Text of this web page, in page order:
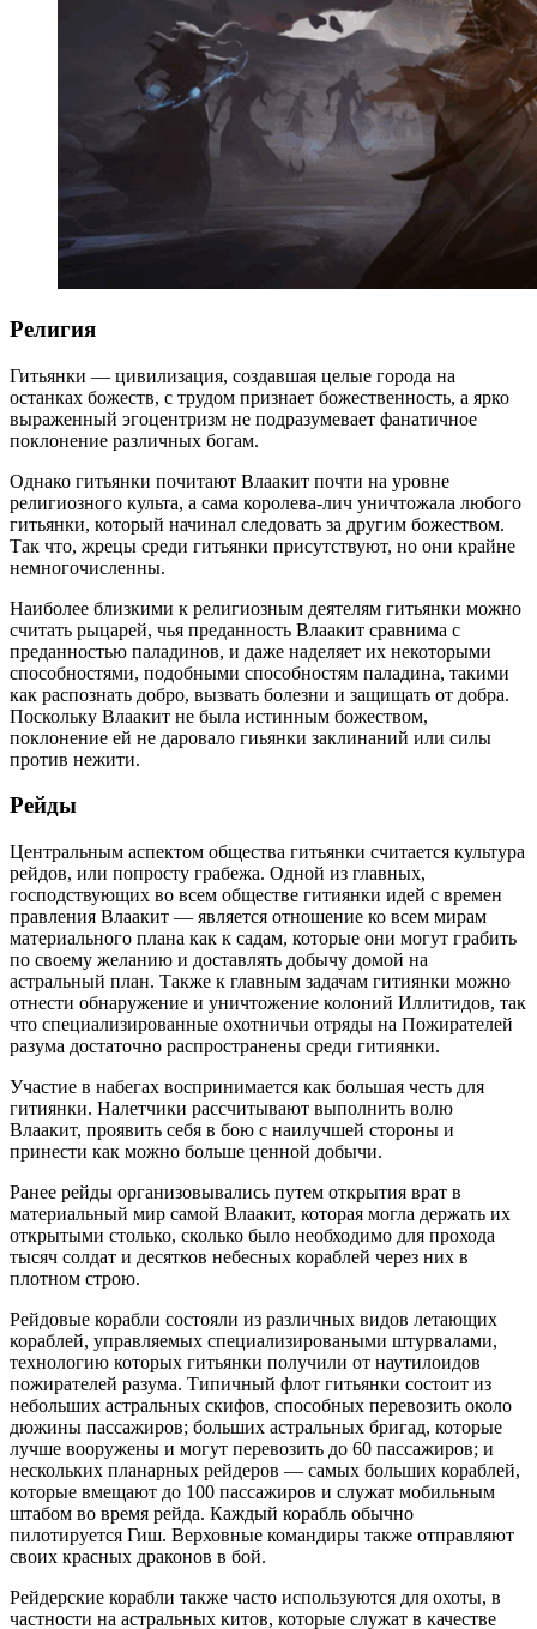
Религия
Гитьянки — цивилизация, создавшая целые города на
останках божеств, с трудом признает божественность, а ярко
выраженный эгоцентризм не подразумевает фанатичное
поклонение различных богам.
Однако гитьянки почитают Влаакит почти на уровне
религиозного культа, а сама королева-лич уничтожала любого
гитьянки, который начинал следовать за другим божеством.
Так что, жрецы среди гитьянки присутствуют, но они крайне
немногочисленны.
Наиболее близкими к религиозным деятелям гитьянки можно
считать рыцарей, чья преданность Влаакит сравнима с
преданностью паладинов, и даже наделяет их некоторыми
способностями, подобными способностям паладина, такими
как распознать добро, вызвать болезни и защищать от добра.
Поскольку Влаакит не была истинным божеством,
поклонение ей не даровало гиьянки заклинаний или силы
против нежити.
Рейды
Центральным аспектом общества гитьянки считается культура
рейдов, или попросту грабежа. Одной из главных,
господствующих во всем обществе гитиянки идей с времен
правления Влаакит — является отношение ко всем мирам
материального плана как к садам, которые они могут грабить
по своему желанию и доставлять добычу домой на
астральный план. Также к главным задачам гитиянки можно
отнести обнаружение и уничтожение колоний Иллитидов, так
что специализированные охотничьи отряды на Пожирателей
разума достаточно распространены среди гитиянки.
Участие в набегах воспринимается как большая честь для
гитиянки. Налетчики рассчитывают выполнить волю
Влаакит, проявить себя в бою с наилучшей стороны и
принести как можно больше ценной добычи.
Ранее рейды организовывались путем открытия врат в
материальный мир самой Влаакит, которая могла держать их
открытыми столько, сколько было необходимо для прохода
тысяч солдат и десятков небесных кораблей через них в
плотном строю.
Рейдовые корабли состояли из различных видов летающих
кораблей, управляемых специализироваными штурвалами,
технологию которых гитьянки получили от наутилоидов
пожирателей разума. Типичный флот гитьянки состоит из
небольших астральных скифов, способных перевозить около
дюжины пассажиров; больших астральных бригад, которые
лучше вооружены и могут перевозить до 60 пассажиров; и
нескольких планарных рейдеров — самых больших кораблей,
которые вмещают до 100 пассажиров и служат мобильным
штабом во время рейда. Каждый корабль обычно
пилотируется Гиш. Верховные командиры также отправляют
своих красных драконов в бой.
Рейдерские корабли также часто используются для охоты, в
частности на астральных китов, которые служат в качестве